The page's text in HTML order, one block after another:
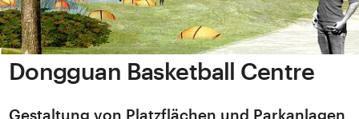
Dongguan Basketball Centre
Gestaltung von Platzflächen und Parkanlagen